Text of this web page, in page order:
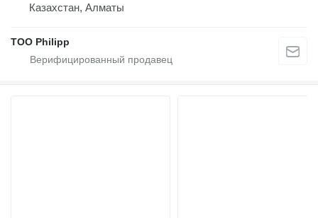
Казахстан, Алматы
ТОО Philipp